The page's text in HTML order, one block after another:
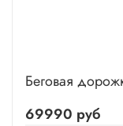
Беговая
69990 руб